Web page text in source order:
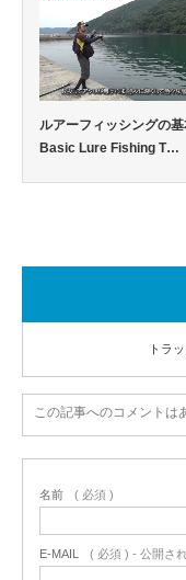
ルアーフィッシングの
Basic Lure Fishing T…
トラ
この記事へのコメントは
名前 ( 必須 )
E-MAIL ( 必須 ) - 公開さ